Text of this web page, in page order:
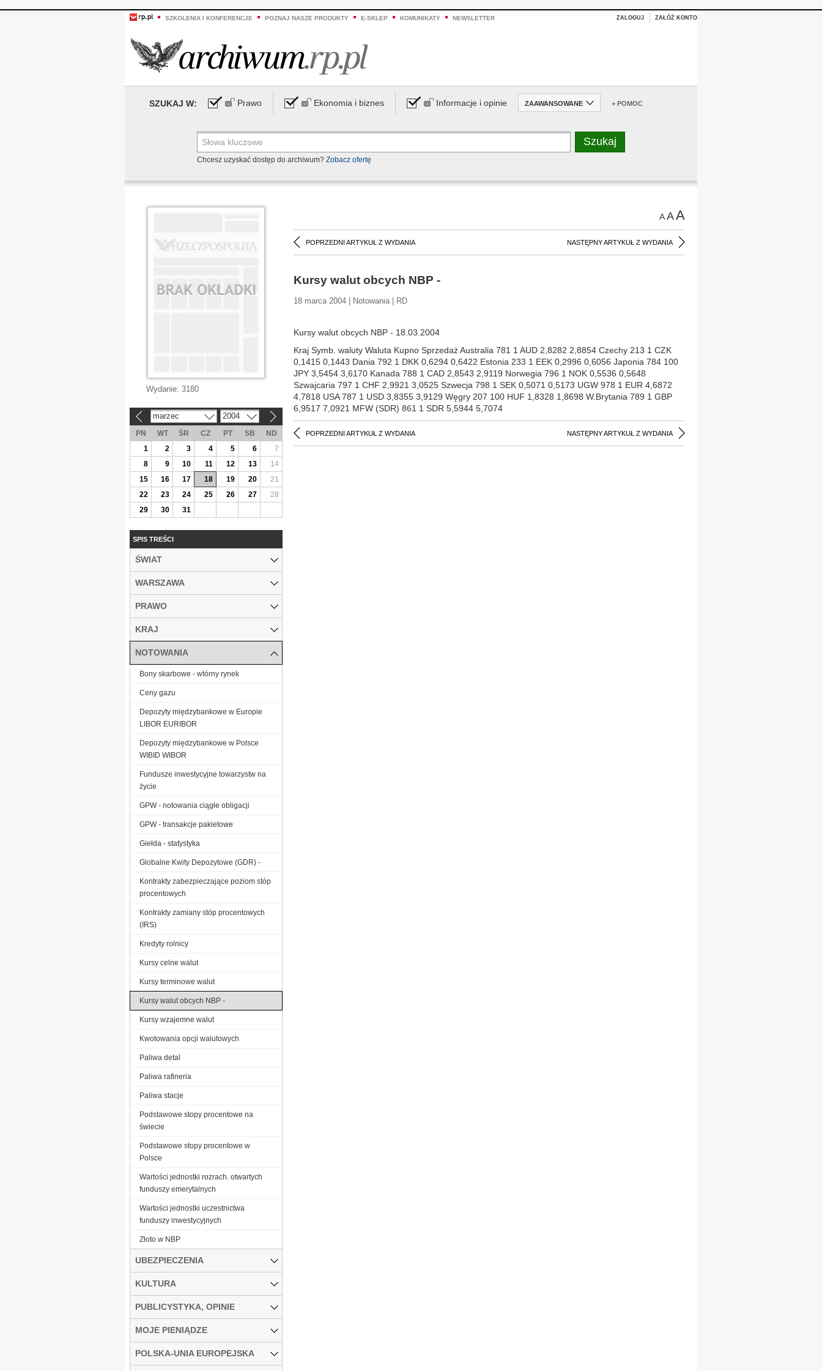
SZKOLENIA I KONFERENCJE POZNAJ NASZE PRODUKTY E-SKLEP KOMUNIKATY NEWSLETTER ZALOGUJ ZAŁÓŻ KONTO
SZUKAJ W: Prawo Ekonomia i biznes Informacje i opinie ZAAWANSOWANE + POMOC
Chcesz uzyskać dostęp do archiwum? Zobacz ofertę
AAA
POPRZEDNI ARTYKUŁ Z WYDANIA NASTĘPNY ARTYKUŁ Z WYDANIA
Kursy walut obcych NBP -
18 marca 2004 | Notowania | RD
Kursy walut obcych NBP - 18.03.2004
Kraj Symb. waluty Waluta Kupno Sprzedaż Australia 781 1 AUD 2,8282 2,8854 Czechy 213 1 CZK
0,1415 0,1443 Dania 792 1 DKK 0,6294 0,6422 Estonia 233 1 EEK 0,2996 0,6056 Japonia 784 100
JPY 3,5454 3,6170 Kanada 788 1 CAD 2,8543 2,9119 Norwegia 796 1 NOK 0,5536 0,5648
Szwajcaria 797 1 CHF 2,9921 3,0525 Szwecja 798 1 SEK 0,5071 0,5173 UGW 978 1 EUR 4,6872
4,7818 USA 787 1 USD 3,8355 3,9129 Węgry 207 100 HUF 1,8328 1,8698 W.Brytania 789 1 GBP
6,9517 7,0921 MFW (SDR) 861 1 SDR 5,5944 5,7074
POPRZEDNI ARTYKUŁ Z WYDANIA NASTĘPNY ARTYKUŁ Z WYDANIA
Wydanie: 3180
marzec 2004
PN WT ŚR CZ PT SB
ND
1
2 3 4 5 6
7
8
9 10 11 12 13
14
15
16 17 18 19 20
21
22
23 24 25 26 27
28
29
30 31
SPIS TREŚCI
ŚWIAT
WARSZAWA
PRAWO
KRAJ
NOTOWANIA
Bony skarbowe - wtórny rynek
Ceny gazu
Depozyty międzybankowe w Europie
LIBOR EURIBOR
Depozyty międzybankowe w Polsce
WIBID WIBOR
Fundusze inwestycyjne towarzystw na
życie
GPW - notowania ciągłe obligacji
GPW - transakcje pakietowe
Giełda - statystyka
Globalne Kwity Depozytowe (GDR) -
Kontrakty zabezpieczające poziom stóp
procentowych
Kontrakty zamiany stóp procentowych
(IRS)
Kredyty rolnicy
Kursy celne walut
Kursy terminowe walut
Kursy walut obcych NBP -
Kursy wzajemne walut
Kwotowania opcji walutowych
Paliwa detal
Paliwa rafineria
Paliwa stacje
Podstawowe stopy procentowe na
świecie
Podstawowe stopy procentowe w
Polsce
Wartości jednostki rozrach. otwartych
funduszy emerytalnych
Wartości jednostki uczestnictwa
funduszy inwestycyjnych
Złoto w NBP
UBEZPIECZENIA
KULTURA
PUBLICYSTYKA, OPINIE
MOJE PIENIĄDZE
POLSKA-UNIA EUROPEJSKA